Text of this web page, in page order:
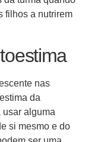
filhos a nutrirem
nas
da
usar alguma
si mesmo e do